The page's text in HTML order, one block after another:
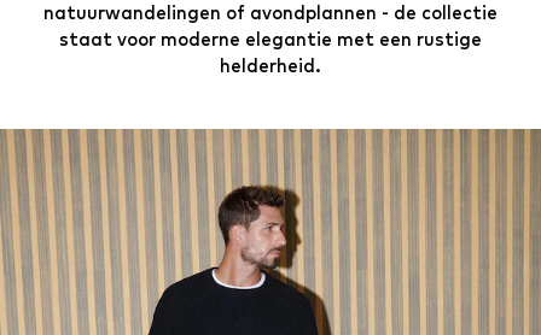
natuurwandelingen of avondplannen - de collectie
staat voor moderne elegantie met een rustige
helderheid.